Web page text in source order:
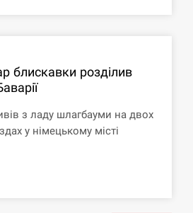
блискавки розділив
з ладу шлагбауми на двох
у німецькому місті